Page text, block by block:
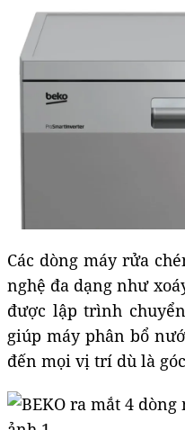
Các dòng máy rửa
nghệ đa dạng như
được lập trình
giúp máy phân bổ
đến mọi vị trí dù là